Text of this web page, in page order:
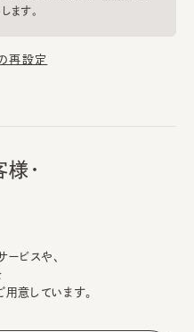
ます。
再設定
・
ービスや、
意しています。